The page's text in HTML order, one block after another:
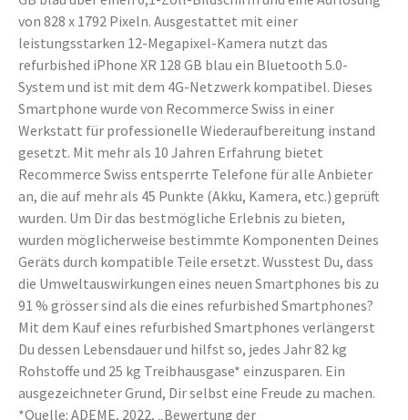
von 828 x 1792 Pixeln. Ausgestattet mit einer
leistungsstarken 12-Megapixel-Kamera nutzt das
refurbished iPhone XR 128 GB blau ein Bluetooth 5.0-
System und ist mit dem 4G-Netzwerk kompatibel. Dieses
Smartphone wurde von Recommerce Swiss in einer
Werkstatt für professionelle Wiederaufbereitung instand
gesetzt. Mit mehr als 10 Jahren Erfahrung bietet
Recommerce Swiss entsperrte Telefone für alle Anbieter
an, die auf mehr als 45 Punkte (Akku, Kamera, etc.) geprüft
wurden. Um Dir das bestmögliche Erlebnis zu bieten,
wurden möglicherweise bestimmte Komponenten Deines
Geräts durch kompatible Teile ersetzt. Wusstest Du, dass
die Umweltauswirkungen eines neuen Smartphones bis zu
91 % grösser sind als die eines refurbished Smartphones?
Mit dem Kauf eines refurbished Smartphones verlängerst
Du dessen Lebensdauer und hilfst so, jedes Jahr 82 kg
Rohstoffe und 25 kg Treibhausgase* einzusparen. Ein
ausgezeichneter Grund, Dir selbst eine Freude zu machen.
*Quelle: ADEME, 2022, „Bewertung der